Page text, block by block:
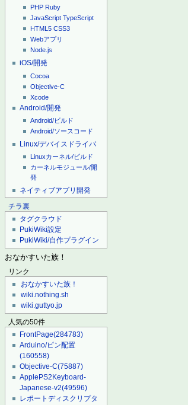
PHP Ruby
JavaScript TypeScript
HTML5 CSS3
Webアプリ
Node.js
iOS/開発
Cocoa
Objective-C
Xcode
Android/開発
Android/ビルド
Android/ソースコード
Linux/デバイスドライバ
Linuxカーネル/ビルド
カーネルモジュール/開
発
ネイティブアプリ開発
チラ裏
タグクラウド
PukiWiki設定
PukiWiki/自作プラグイン
おなかすいた族！
リンク
おなかすいた族！
wiki.nothing.sh
wiki.guttyo.jp
人気の50件
FrontPage(284783)
Arduino/ピン配置
(160558)
Objective-C(75887)
ApplePS2Keyboard-
Japanese-v2(49596)
レポートディスクリプタ